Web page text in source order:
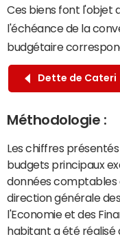
Ces biens font l'objet
l'échéance de la
budgétaire
Dette de Cateri
Méthodologie :
Les chiffres
budgets principaux
données comptables
direction générale
l'Economie et des
habitant a été réalisé